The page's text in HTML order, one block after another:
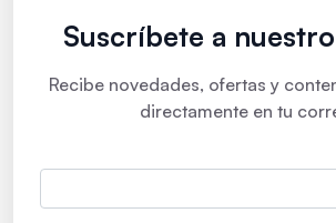
Suscríbete a
Recibe novedades, ofertas y
directamente en tu